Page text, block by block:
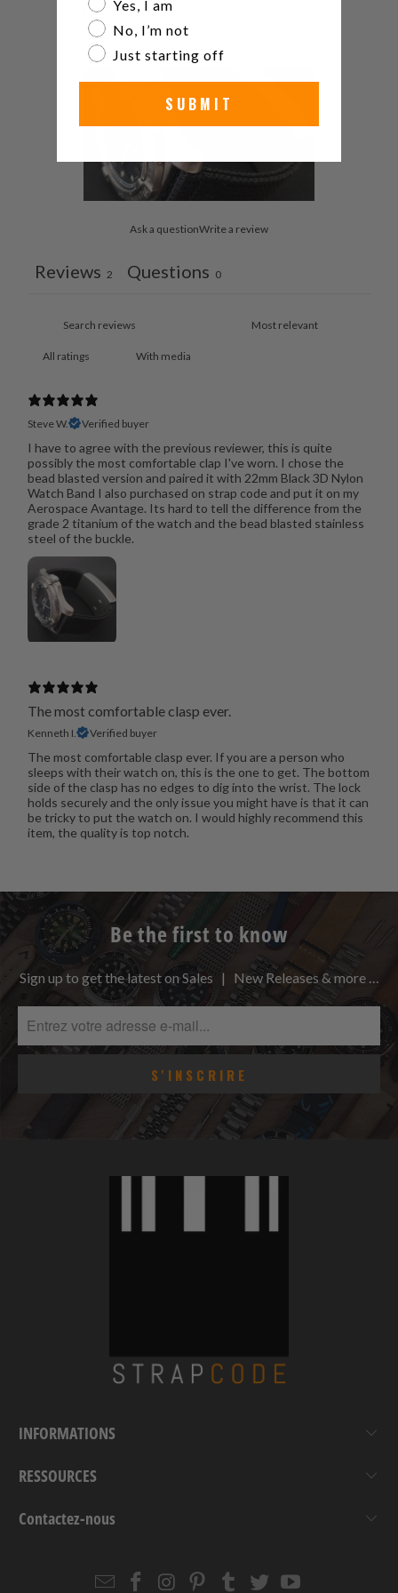
Ask a questionWrite a review
Reviews 2 Questions 0
With media
Steve W. Verified buyer
I have to agree with the previous reviewer, this is quite
possibly the most comfortable clap I've worn. I chose the
bead blasted version and paired it with 22mm Black 3D Nylon
Watch Band I also purchased on strap code and put it on my
Aerospace Avantage. Its hard to tell the difference from the
grade 2 titanium of the watch and the bead blasted stainless
steel of the buckle.
The most comfortable clasp ever.
Kenneth I. Verified buyer
The most comfortable clasp ever. If you are a person who
sleeps with their watch on, this is the one to get. The bottom
side of the clasp has no edges to dig into the wrist. The lock
holds securely and the only issue you might have is that it can
be tricky to put the watch on. I would highly recommend this
item, the quality is top notch.
Be the first to know
Sign up to get the latest on Sales | New Releases & more …
INFORMATIONS
RESSOURCES
Contactez-nous
EmailStrapcode
Strapcode
Strapcode
Strapcode
Strapcode
Yes, I am
No, I’m not
Just starting off
SUBMIT